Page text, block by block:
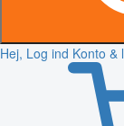
Hej, Log ind Konto &